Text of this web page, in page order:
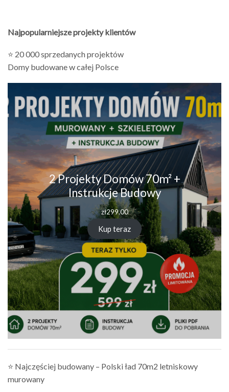
Najpopularniejsze projekty klientów
⭐ 20 000 sprzedanych projektów
Domy budowane w całej Polsce
2 Projekty Domów 70m² +
Instrukcje Budowy
zł299.00
Kup teraz
⭐ Najczęściej budowany – Polski ład 70m2 letniskowy
murowany